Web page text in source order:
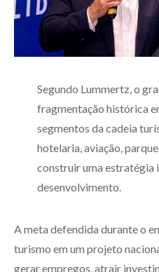
Segundo Lummertz, o
fragmentação histórica
segmentos da cadeia
hotelaria, aviação,
construir uma estratégia
desenvolvimento.
A meta defendida durante o
turismo em um projeto
gerar empregos, atrair